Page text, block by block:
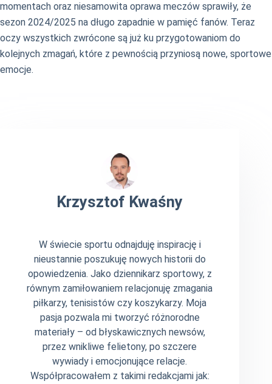
momentach oraz niesamowita oprawa meczów sprawiły, że
sezon 2024/2025 na długo zapadnie w pamięć fanów. Teraz
oczy wszystkich zwrócone są już ku przygotowaniom do
kolejnych zmagań, które z pewnością przyniosą nowe, sportowe
emocje.
Krzysztof Kwaśny
W świecie sportu odnajduję inspirację i
nieustannie poszukuję nowych historii do
opowiedzenia. Jako dziennikarz sportowy, z
równym zamiłowaniem relacjonuję zmagania
piłkarzy, tenisistów czy koszykarzy. Moja
pasja pozwala mi tworzyć różnorodne
materiały – od błyskawicznych newsów,
przez wnikliwe felietony, po szczere
wywiady i emocjonujące relacje.
Współpracowałem z takimi redakcjami jak: